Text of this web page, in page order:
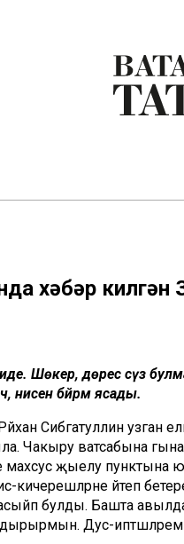
хәбәр килгән
иде. Шөкер, дөрес сүз
бәйрәм ясады.
Сибгатуллин узган
Чакыру ватсабына
махсус җыелу пунктына
әйтеп
булды. Башта
Дус-иптәшләрем